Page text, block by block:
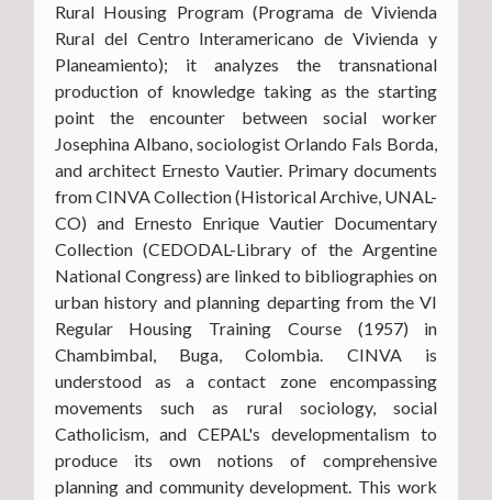
Rural Housing Program (Programa de Vivienda
Rural del Centro Interamericano de Vivienda y
Planeamiento); it analyzes the transnational
production of knowledge taking as the starting
point the encounter between social worker
Josephina Albano, sociologist Orlando Fals Borda,
and architect Ernesto Vautier. Primary documents
from CINVA Collection (Historical Archive, UNAL-
CO) and Ernesto Enrique Vautier Documentary
Collection (CEDODAL-Library of the Argentine
National Congress) are linked to bibliographies on
urban history and planning departing from the VI
Regular Housing Training Course (1957) in
Chambimbal, Buga, Colombia. CINVA is
understood as a contact zone encompassing
movements such as rural sociology, social
Catholicism, and CEPAL's developmentalism to
produce its own notions of comprehensive
planning and community development. This work